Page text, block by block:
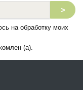
>
на обработку моих
(а).